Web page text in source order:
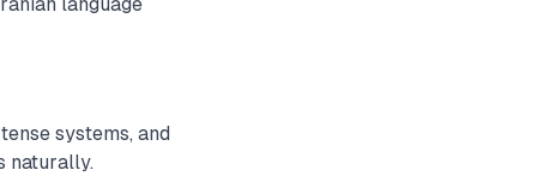
systems, and
naturally.